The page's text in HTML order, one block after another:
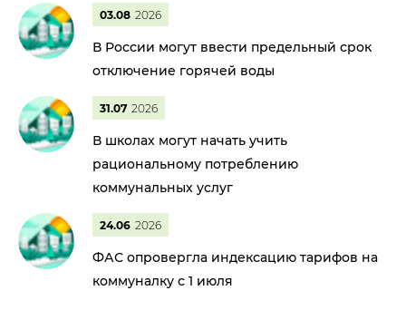
03.08 2026
В России могут ввести предельный срок
отключение горячей воды
31.07 2026
В школах могут начать учить
рациональному потреблению
коммунальных услуг
24.06 2026
ФАС опровергла индексацию тарифов на
коммуналку с 1 июля